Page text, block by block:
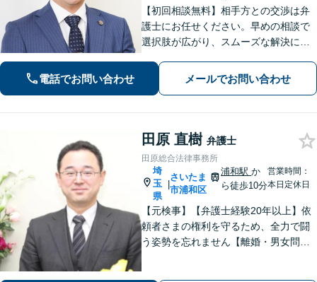
【初回相談無料】相手方との交渉は弁
護士にお任せください。早めの相談で
選択肢が広がり、スムーズな解決につ
豊富】【示談成功・不起訴獲得の実績
豊富】あなたの権利を守り、最善の結
電話でお問い合わせ メールでお問い合わせ
田原 直樹 弁護士
田原総合法律事務所
埼
玉
県
|
さいたま
市浦和区
浦和駅か
ら徒歩10分
営業時間：
本日定休日
【元検事】【弁護士経験20年以上】依
頼者さまの権利を守るため、全力で闘
う姿勢を忘れません【離婚・男女問